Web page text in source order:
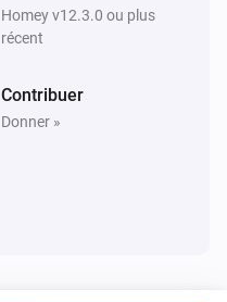
Homey v12.3.0 ou plus
récent
Contribuer
Donner »